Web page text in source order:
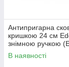
Антипригарна
кришкою 24 см
знімною ручкою
В наявності